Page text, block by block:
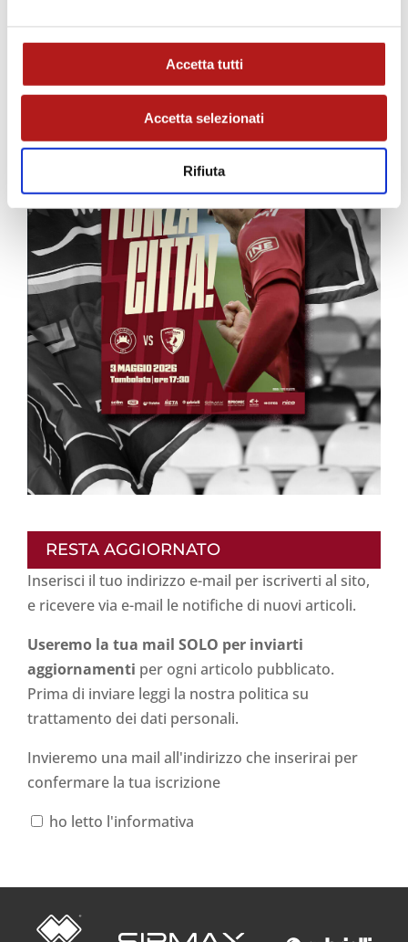
Accetta tutti
Accetta selezionati
Rifiuta
MATCH PROGRAM
RESTA AGGIORNATO
Inserisci il tuo indirizzo e-mail per iscriverti al sito,
e ricevere via e-mail le notifiche di nuovi articoli.
Useremo la tua mail SOLO per inviarti
aggiornamenti per ogni articolo pubblicato.
Prima di inviare leggi la nostra politica su
trattamento dei dati personali.
Invieremo una mail all'indirizzo che inserirai per
confermare la tua iscrizione
ho letto l'informativa